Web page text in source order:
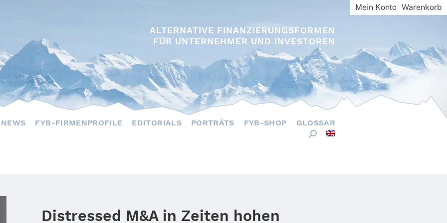
ALTERNATIVE FINANZIERUNGSFORMEN
FÜR UNTERNEHMER UND INVESTOREN
Mein Konto Warenkorb
NEWS FYB-FIRMENPROFILE EDITORIALS PORTRÄTS FYB-SHOP GLOSSAR
Distressed M&A in Zeiten hohen